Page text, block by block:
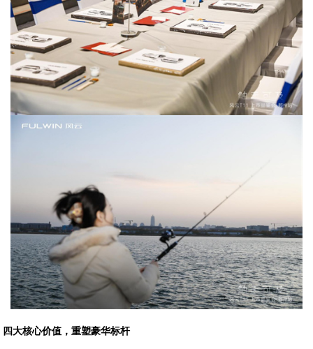
四大核心价值，重塑豪华标杆